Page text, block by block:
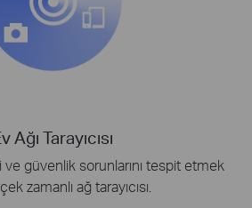
Ağı Tarayıcısı
güvenlik sorunlarını tespit etmek
zamanlı ağ tarayıcısı.